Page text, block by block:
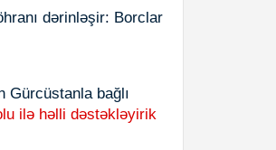
dərinləşir: Borclar
Gürcüstanla bağlı
ilə həlli dəstəkləyirik